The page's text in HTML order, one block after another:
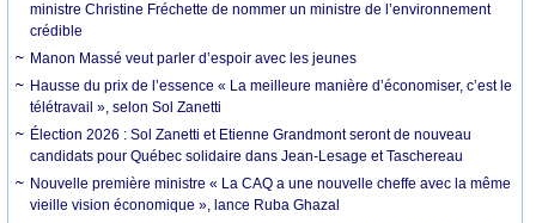
ministre Christine Fréchette de nommer un ministre de l’environnement
crédible
Manon Massé veut parler d’espoir avec les jeunes
Hausse du prix de l’essence « La meilleure manière d’économiser, c’est le
télétravail », selon Sol Zanetti
Élection 2026 : Sol Zanetti et Etienne Grandmont seront de nouveau
candidats pour Québec solidaire dans Jean-Lesage et Taschereau
Nouvelle première ministre « La CAQ a une nouvelle cheffe avec la même
vieille vision économique », lance Ruba Ghazal